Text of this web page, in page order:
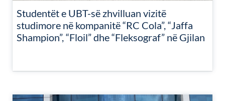
Studentët e UBT-së zhvilluan vizitë
studimore në kompanitë “RC Cola”, “Jaffa
Shampion”, “Floil” dhe “Fleksograf” në Gjilan